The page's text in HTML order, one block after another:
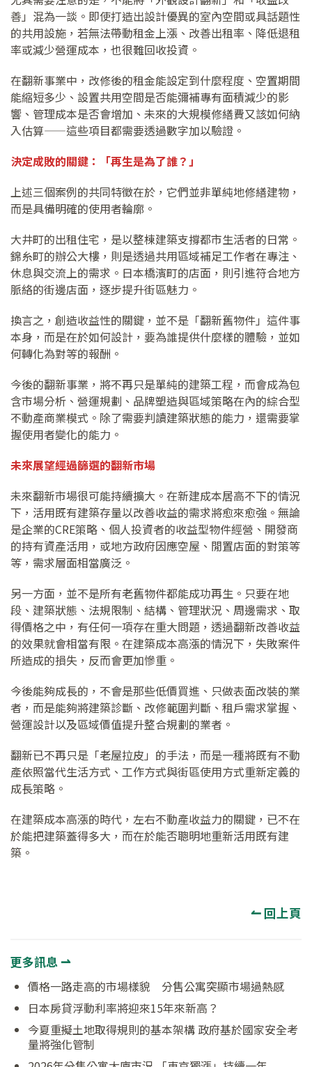
善」混為一談。即使打造出設計優異的室內空間或具話題性
的共用設施，若無法帶動租金上漲、改善出租率、降低退租
率或減少營運成本，也很難回收投資。
在翻新事業中，改修後的租金能設定到什麼程度、空置期間
能縮短多少、設置共用空間是否能彌補專有面積減少的影
響、管理成本是否會增加、未來的大規模修繕費又該如何納
入估算——這些項目都需要透過數字加以驗證。
決定成敗的關鍵：「再生是為了誰？」
上述三個案例的共同特徵在於，它們並非單純地修繕建物，
而是具備明確的使用者輪廓。
大井町的出租住宅，是以整棟建築支撐都市生活者的日常。
錦糸町的辦公大樓，則是透過共用區域補足工作者在專注、
休息與交流上的需求。日本橋濱町的店面，則引進符合地方
脈絡的街邊店面，逐步提升街區魅力。
換言之，創造收益性的關鍵，並不是「翻新舊物件」這件事
本身，而是在於如何設計，要為誰提供什麼樣的體驗，並如
何轉化為對等的報酬。
今後的翻新事業，將不再只是單純的建築工程，而會成為包
含市場分析、營運規劃、品牌塑造與區域策略在內的綜合型
不動產商業模式。除了需要判讀建築狀態的能力，還需要掌
握使用者變化的能力。
未來展望經過篩選的翻新市場
未來翻新市場很可能持續擴大。在新建成本居高不下的情況
下，活用既有建築存量以改善收益的需求將愈來愈強。無論
是企業的CRE策略、個人投資者的收益型物件經營、開發商
的持有資產活用，或地方政府因應空屋、閒置店面的對策等
等，需求層面相當廣泛。
另一方面，並不是所有老舊物件都能成功再生。只要在地
段、建築狀態、法規限制、結構、管理狀況、周邊需求、取
得價格之中，有任何一項存在重大問題，透過翻新改善收益
的效果就會相當有限。在建築成本高漲的情況下，失敗案件
所造成的損失，反而會更加慘重。
今後能夠成長的，不會是那些低價買進、只做表面改裝的業
者，而是能夠將建築診斷、改修範圍判斷、租戶需求掌握、
營運設計以及區域價值提升整合規劃的業者。
翻新已不再只是「老屋拉皮」的手法，而是一種將既有不動
產依照當代生活方式、工作方式與街區使用方式重新定義的
成長策略。
在建築成本高漲的時代，左右不動產收益力的關鍵，已不在
於能把建築蓋得多大，而在於能否聰明地重新活用既有建
築。
↼ 回上頁
更多訊息 ⇀
價格一路走高的市場樣貌 分售公寓突顯市場過熱感
日本房貸浮動利率將迎來15年來新高？
今夏重擬土地取得規則的基本架構 政府基於國家安全考
量將強化管制